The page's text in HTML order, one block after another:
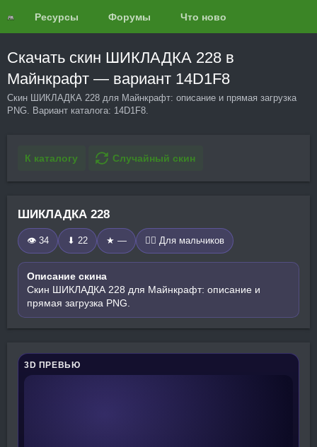
Ресурсы Форумы Что нового?
Скачать скин ШИКЛАДКА 228 в
Майнкрафт — вариант 14D1F8
Скин ШИКЛАДКА 228 для Майнкрафт: описание и прямая загрузка
PNG. Вариант каталога: 14D1F8.
К каталогу Случайный скин
ШИКЛАДКА 228
👁 34 ⬇ 22 ★ — 🧍‍♂️ Для мальчиков
Описание скина
Скин ШИКЛАДКА 228 для Майнкрафт: описание и
прямая загрузка PNG.
3D ПРЕВЬЮ